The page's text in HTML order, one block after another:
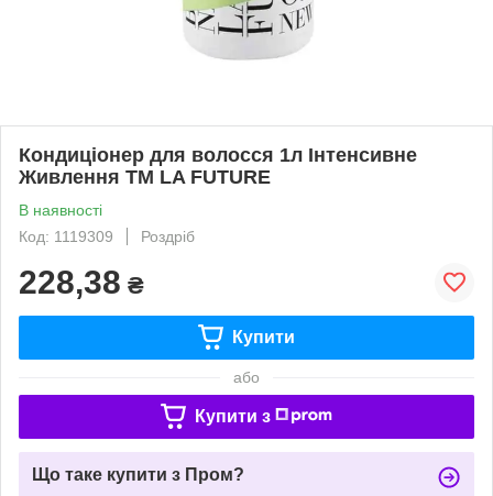
Кондиціонер для волосся 1л Інтенсивне
Живлення ТМ LA FUTURE
В наявності
Код: 1119309
Роздріб
228,38 ₴
Купити
або
Купити з
Що таке купити з Пром?